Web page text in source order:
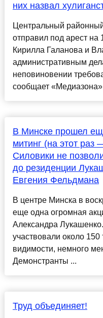
них назвал
Центральный
отправил под арест на
Кирилла Галанова и
административным
неповиновении
сообщает
В Минске прошел
митинг (на этот раз
Силовики не
до резиденции
Евгения Фельдмана
В центре Минска в
еще одна огромная
Александра
участвовали около
видимости, немного
Демонстранты ...
Труд объединяет!